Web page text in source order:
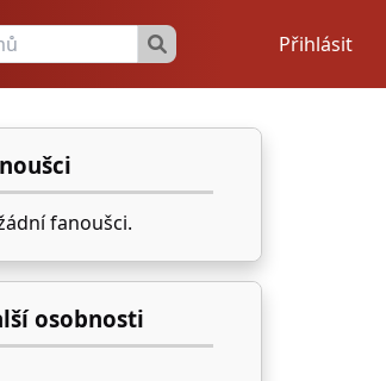
Přihlásit
fanoušci.
osobnosti